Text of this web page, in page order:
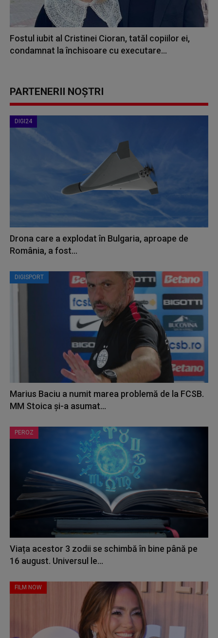
Fostul iubit al Cristinei Cioran, tatăl copiilor ei,
condamnat la închisoare cu executare...
PARTENERII NOȘTRI
DIGI24
Drona care a explodat în Bulgaria, aproape de
România, a fost...
DIGISPORT
Marius Baciu a numit marea problemă de la FCSB.
MM Stoica și-a asumat...
PEROZ
Viața acestor 3 zodii se schimbă în bine până pe
16 august. Universul le...
FILM NOW